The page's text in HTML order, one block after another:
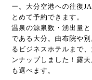
ー。大分空港への往復
とめて予約できます。
温泉の源泉数・湧出量
である大分。由布院や
るビジネスホテルまで
ンナップしました！露
も選べます。